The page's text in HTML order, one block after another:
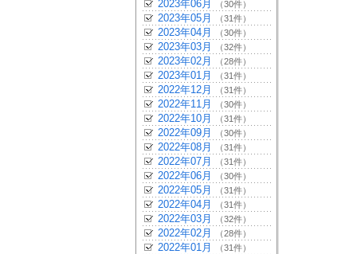
2023年06月 （30件）
2023年05月 （31件）
2023年04月 （30件）
2023年03月 （32件）
2023年02月 （28件）
2023年01月 （31件）
2022年12月 （31件）
2022年11月 （30件）
2022年10月 （31件）
2022年09月 （30件）
2022年08月 （31件）
2022年07月 （31件）
2022年06月 （30件）
2022年05月 （31件）
2022年04月 （31件）
2022年03月 （32件）
2022年02月 （28件）
2022年01月 （31件）